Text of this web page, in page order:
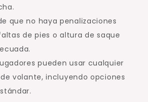
que no haya penalizaciones
de pies o altura de saque
pueden usar cualquier
volante, incluyendo opciones